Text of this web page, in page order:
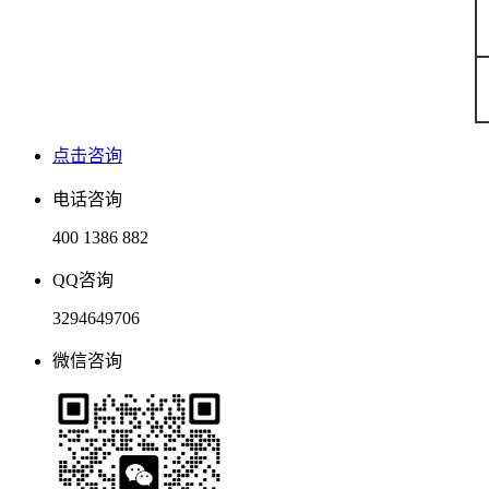
点击咨询
电话咨询
400 1386 882
QQ咨询
3294649706
微信咨询